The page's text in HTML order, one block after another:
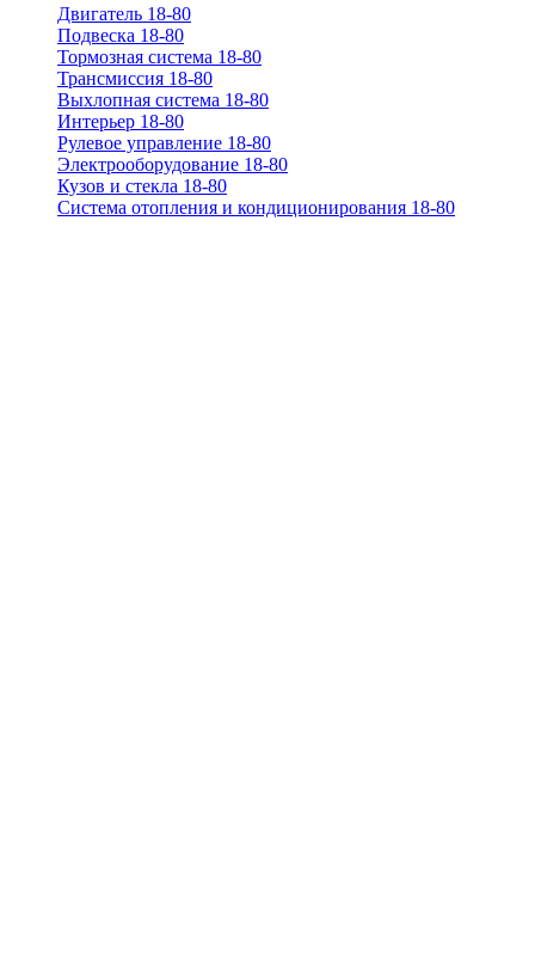
Двигатель 18-80
Подвеска 18-80
Тормозная система 18-80
Трансмиссия 18-80
Выхлопная система 18-80
Интерьер 18-80
Рулевое управление 18-80
Электрооборудование 18-80
Кузов и стекла 18-80
Система отопления и кондиционирования 18-80